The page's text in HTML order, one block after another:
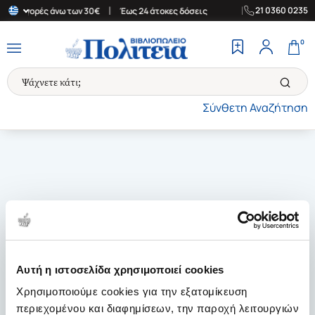
Αυτή η ιστοσελίδα χρησιμοποιεί cookies
Χρησιμοποιούμε cookies για την εξατομίκευση
περιεχομένου και διαφημίσεων, την παροχή λειτουργιών
αγορές άνω των 30€ Έως 24 άτοκες δόσεις Δωρεάν
21 0360 0235
Σύνθετη Αναζήτηση
0